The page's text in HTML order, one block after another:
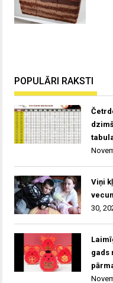
POPULĀRI RAKSTI
Viņi
30,
gads